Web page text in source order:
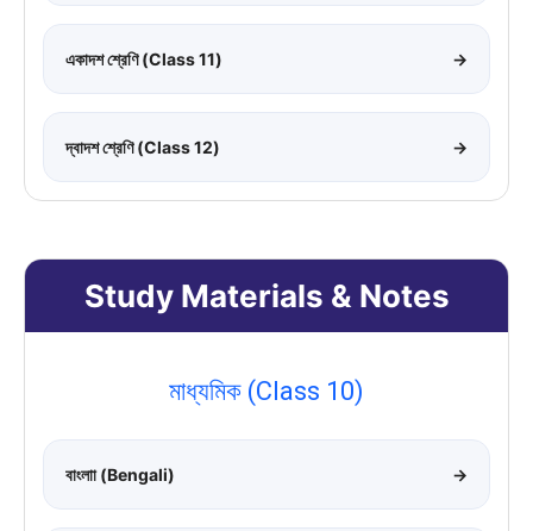
একাদশ শ্রেণি (Class 11) →
দ্বাদশ শ্রেণি (Class 12) →
Study Materials & Notes
মাধ্যমিক (Class 10)
বাংলাা (Bengali) →